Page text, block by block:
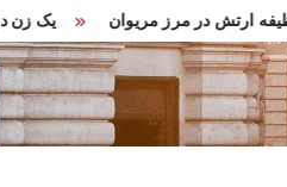
وظیفه ارتش در مرز مریوان